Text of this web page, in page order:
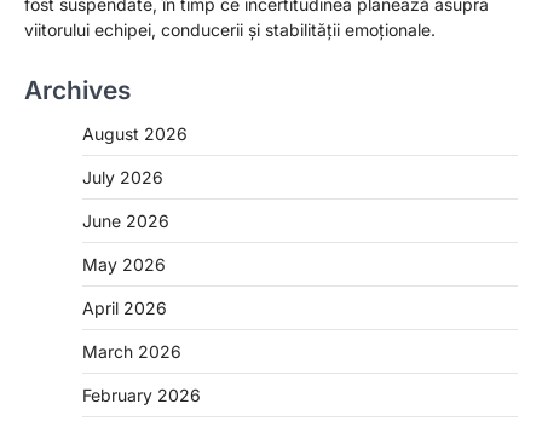
fost suspendate, în timp ce incertitudinea planează asupra
viitorului echipei, conducerii și stabilității emoționale.
Archives
August 2026
July 2026
June 2026
May 2026
April 2026
March 2026
February 2026